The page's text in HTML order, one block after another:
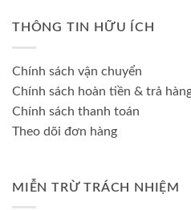
THÔNG TIN HỮU ÍCH
Chính sách vận chuyển
Chính sách hoàn tiền & trả
Chính sách thanh toán
Theo dõi đơn hàng
MIỄN TRỪ TRÁCH NHIỆM